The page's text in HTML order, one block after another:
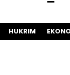
HUKRIM